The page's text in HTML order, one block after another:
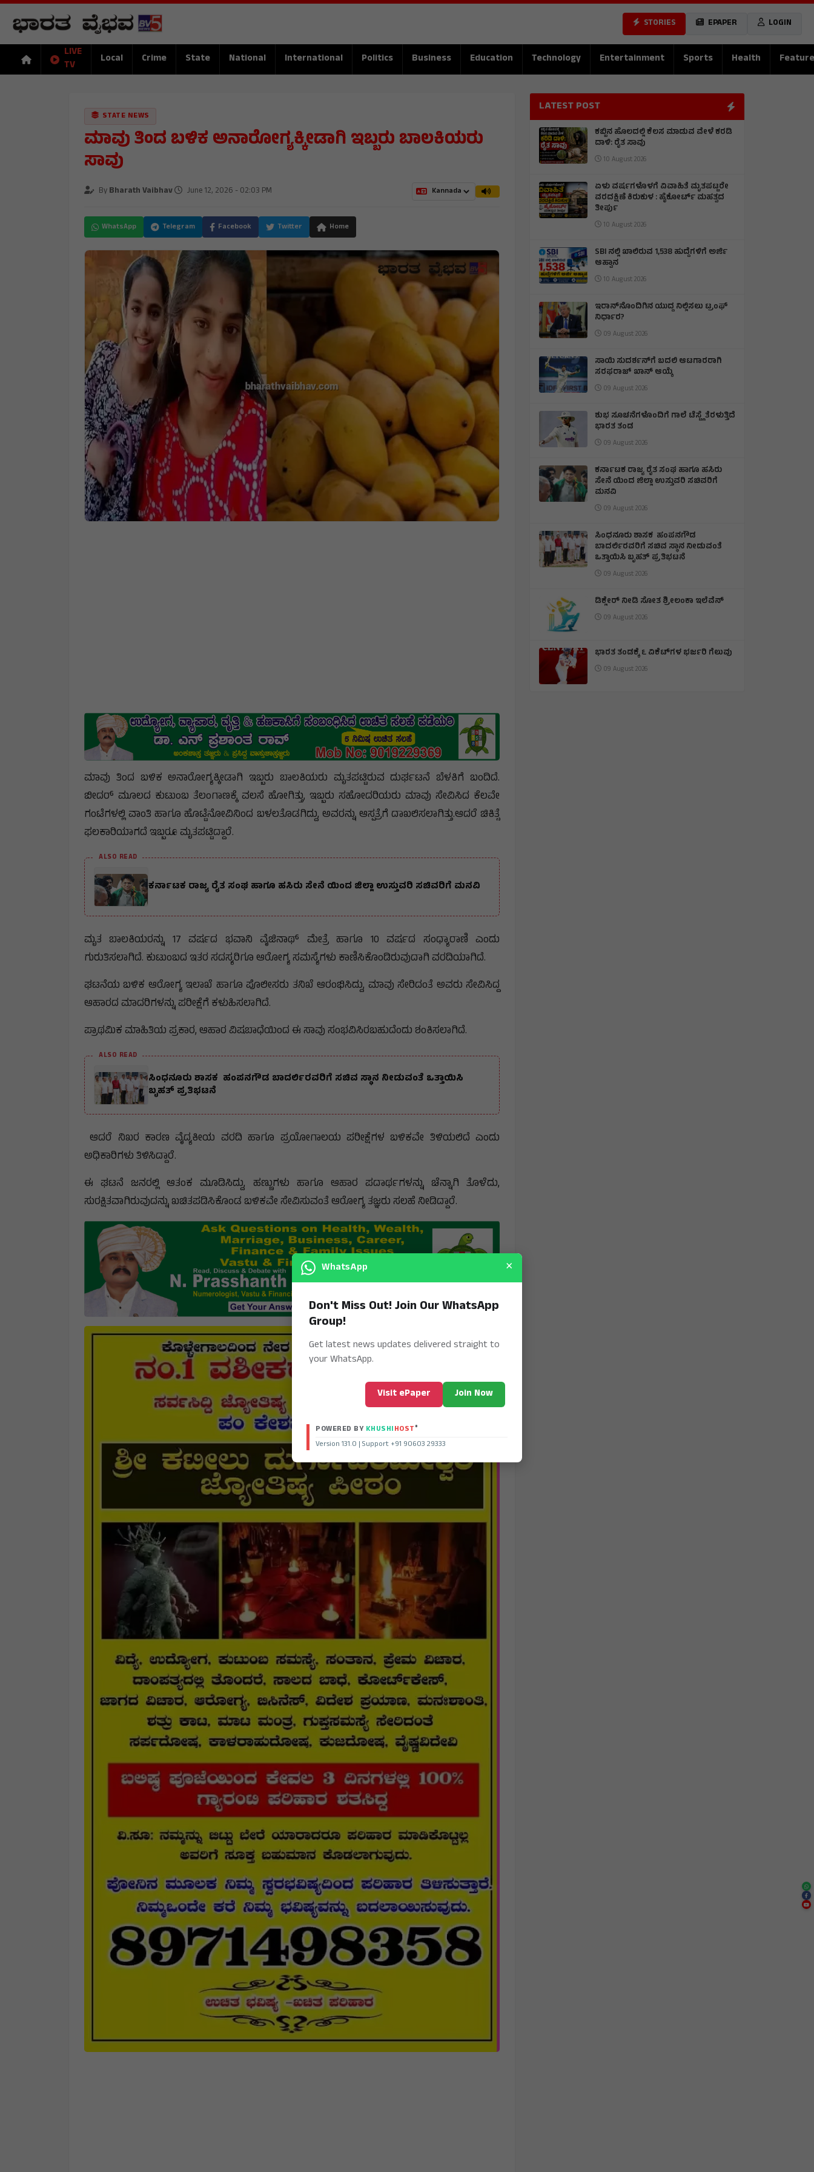
STORIES EPAPER LOGIN
LIVE
TV
Local Crime State National International Politics Business Education Technology Entertainment Sports Health Feature
STATE NEWS
ಮಾವು ತಿಂದ ಬಳಿಕ ಅನಾರೋಗ್ಯಕ್ಕೀಡಾಗಿ ಇಬ್ಬರು ಬಾಲಕಿಯರು
ಸಾವು
ByBharath Vaibhav June 12, 2026 - 02:03 PM
WhatsApp Telegram Facebook Twitter Home
ಮಾವು ತಿಂದ ಬಳಿಕ ಅನಾರೋಗ್ಯಕ್ಕೀಡಾಗಿ ಇಬ್ಬರು ಬಾಲಕಿಯರು ಮೃತಪಟ್ಟಿರುವ ದುರ್ಘಟನೆ ಬೆಳಕಿಗೆ ಬಂದಿದೆ.
ಬೀದರ್ ಮೂಲದ ಕುಟುಂಬ ತೆಲಂಗಾಣಕ್ಕೆ ವಲಸೆ ಹೋಗಿತ್ತು, ಇಬ್ಬರು ಸಹೋದರಿಯರು ಮಾವು ಸೇವಿಸಿದ ಕೆಲವೇ
ಗಂಟೆಗಳಲ್ಲಿ ವಾಂತಿ ಹಾಗೂ ಹೊಟ್ಟೆನೋವಿನಿಂದ ಬಳಲತೊಡಗಿದ್ದು, ಅವರನ್ನು ಆಸ್ಪತ್ರೆಗೆ ದಾಖಲಿಸಲಾಗಿತ್ತು.ಆದರೆ ಚಿಕಿತ್ಸೆ
ಫಲಕಾರಿಯಾಗದೆ ಇಬ್ಬರೂ ಮೃತಪಟ್ಟಿದ್ದಾರೆ.
ALSO READ
ಕರ್ನಾಟಕ ರಾಜ್ಯ ರೈತ ಸಂಘ ಹಾಗೂ ಹಸಿರು ಸೇನೆ ಯಿಂದ ಜಿಲ್ಲಾ ಉಸ್ತುವರಿ ಸಚಿವರಿಗೆ ಮನವಿ
ಮೃತ ಬಾಲಕಿಯರನ್ನು 17 ವರ್ಷದ ಭವಾನಿ ವೈಜಿನಾಥ್ ಮೇತ್ರೆ ಹಾಗೂ 10 ವರ್ಷದ ಸಂಧ್ಯಾರಾಣಿ ಎಂದು
ಗುರುತಿಸಲಾಗಿದೆ. ಕುಟುಂಬದ ಇತರ ಸದಸ್ಯರಿಗೂ ಆರೋಗ್ಯ ಸಮಸ್ಯೆಗಳು ಕಾಣಿಸಿಕೊಂಡಿರುವುದಾಗಿ ವರದಿಯಾಗಿದೆ.
ಘಟನೆಯ ಬಳಿಕ ಆರೋಗ್ಯ ಇಲಾಖೆ ಹಾಗೂ ಪೊಲೀಸರು ತನಿಖೆ ಆರಂಭಿಸಿದ್ದು, ಮಾವು ಸೇರಿದಂತೆ ಅವರು ಸೇವಿಸಿದ್ದ
ಆಹಾರದ ಮಾದರಿಗಳನ್ನು ಪರೀಕ್ಷೆಗೆ ಕಳುಹಿಸಲಾಗಿದೆ.
ಪ್ರಾಥಮಿಕ ಮಾಹಿತಿಯ ಪ್ರಕಾರ, ಆಹಾರ ವಿಷಬಾಧೆಯಿಂದ ಈ ಸಾವು ಸಂಭವಿಸಿರಬಹುದೆಂದು ಶಂಕಿಸಲಾಗಿದೆ.
ALSO READ
ಸಿಂಧನೂರು ಶಾಸಕ ಹಂಪನಗೌಡ ಬಾದರ್ಲಿರವರಿಗೆ ಸಚಿವ ಸ್ಥಾನ ನೀಡುವಂತೆ ಒತ್ತಾಯಿಸಿ
ಬೃಹತ್ ಪ್ರತಿಭಟನೆ
ಆದರೆ ನಿಖರ ಕಾರಣ ವೈದ್ಯಕೀಯ ವರದಿ ಹಾಗೂ ಪ್ರಯೋಗಾಲಯ ಪರೀಕ್ಷೆಗಳ ಬಳಿಕವೇ ತಿಳಿಯಲಿದೆ ಎಂದು
ಅಧಿಕಾರಿಗಳು ತಿಳಿಸಿದ್ದಾರೆ.
ಈ ಘಟನೆ ಜನರಲ್ಲಿ ಆತಂಕ ಮೂಡಿಸಿದ್ದು, ಹಣ್ಣುಗಳು ಹಾಗೂ ಆಹಾರ ಪದಾರ್ಥಗಳನ್ನು ಚೆನ್ನಾಗಿ ತೊಳೆದು,
ಸುರಕ್ಷಿತವಾಗಿರುವುದನ್ನು ಖಚಿತಪಡಿಸಿಕೊಂಡ ಬಳಿಕವೇ ಸೇವಿಸುವಂತೆ ಆರೋಗ್ಯ ತಜ್ಞರು ಸಲಹೆ ನೀಡಿದ್ದಾರೆ.
LATEST POST
ಕಬ್ಬಿನ ಹೊಲದಲ್ಲಿ ಕೆಲಸ ಮಾಡುವ ವೇಳೆ ಕರಡಿ
ದಾಳಿ: ರೈತ ಸಾವು
10 August 2026
ಏಳು ವರ್ಷಗಳೊಳಗೆ ವಿವಾಹಿತೆ ಮೃತಪಟ್ಟರೇ
ವರದಕ್ಷಿಣೆ ಕಿರುಕುಳ : ಹೈಕೋರ್ಟ್ ಮಹತ್ವದ
ತೀರ್ಪು
10 August 2026
SBI ನಲ್ಲಿ ಖಾಲಿರುವ 1,538 ಹುದ್ದೆಗಳಿಗೆ ಅರ್ಜಿ
ಆಹ್ವಾನ
10 August 2026
ಇರಾನ್‌ನೊಂದಿಗಿನ ಯುದ್ದ ನಿಲ್ಲಿಸಲು ಟ್ರಂಫ್
ನಿರ್ಧಾರ?
09 August 2026
ಸಾಯಿ ಸುದರ್ಶನ್‌ಗೆ ಬದಲಿ ಆಟಗಾರರಾಗಿ
ಸರಫರಾಜ್ ಖಾನ್ ಆಯ್ಕೆ
09 August 2026
ಶುಭ ಸೂಚನೆಗಳೊಂದಿಗೆ ಗಾಲೆ ಟೆಸ್ಟ್ಗೆ ತೆರಳುತ್ತಿದೆ
ಭಾರತ ತಂಡ
09 August 2026
ಕರ್ನಾಟಕ ರಾಜ್ಯ ರೈತ ಸಂಘ ಹಾಗೂ ಹಸಿರು
ಸೇನೆ ಯಿಂದ ಜಿಲ್ಲಾ ಉಸ್ತುವರಿ ಸಚಿವರಿಗೆ
ಮನವಿ
09 August 2026
ಸಿಂಧನೂರು ಶಾಸಕ ಹಂಪನಗೌಡ
ಬಾದರ್ಲಿರವರಿಗೆ ಸಚಿವ ಸ್ಥಾನ ನೀಡುವಂತೆ
ಒತ್ತಾಯಿಸಿ ಬೃಹತ್ ಪ್ರತಿಭಟನೆ
09 August 2026
ಡಿಕ್ಲೇರ್ ನೀಡಿ ಸೋತ ಶ್ರೀಲಂಕಾ ಇಲೆವೆನ್
09 August 2026
ಭಾರತ ತಂಡಕ್ಕೆ ೬ ವಿಕೆಟ್‌ಗಳ ಭರ್ಜರಿ ಗೆಲುವು
09 August 2026
WhatsApp ×
Don't Miss Out! Join Our WhatsApp
Group!
Get latest news updates delivered straight to
your WhatsApp.
Visit ePaper Join Now
POWERED BY KHUSHIHOST®
Version 131.0 | Support +91 90603 29333